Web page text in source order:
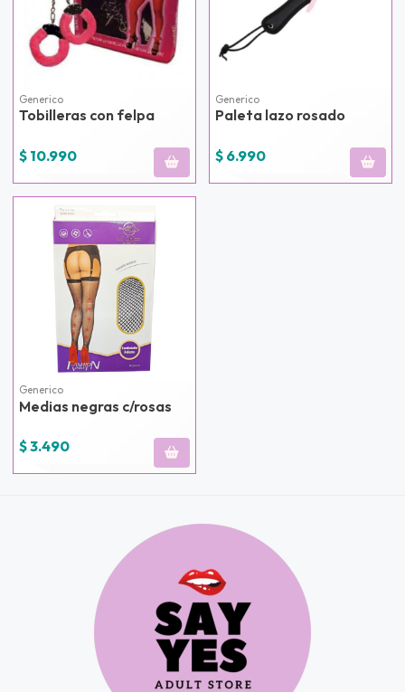
Generico
Tobilleras con felpa
$ 10.990
Generico
Paleta lazo rosado
$ 6.990
Generico
Medias negras c/rosas
$ 3.490